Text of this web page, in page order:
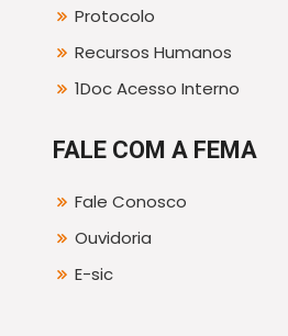
Protocolo
Recursos Humanos
1Doc Acesso Interno
FALE COM A FEMA
Fale Conosco
Ouvidoria
E-sic